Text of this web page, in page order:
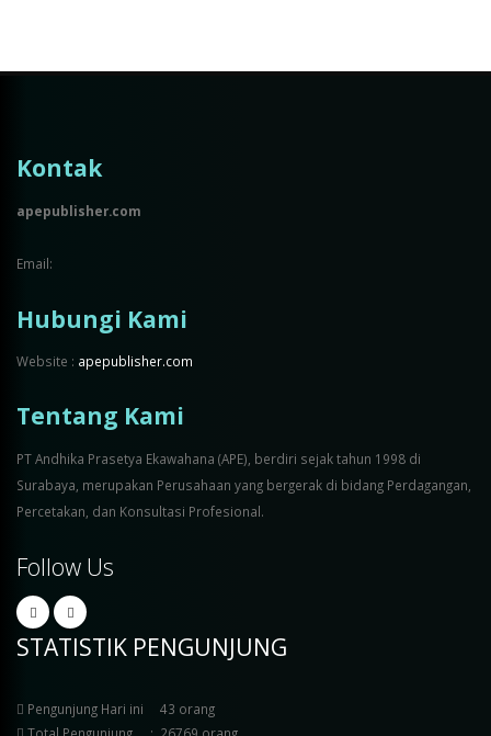
Kontak
apepublisher.com
Email:
Hubungi Kami
Website : apepublisher.com
Tentang Kami
PT Andhika Prasetya Ekawahana (APE), berdiri sejak tahun 1998 di
Surabaya, merupakan Perusahaan yang bergerak di bidang Perdagangan,
Percetakan, dan Konsultasi Profesional.
Follow Us
STATISTIK PENGUNJUNG
Pengunjung Hari ini
43 orang